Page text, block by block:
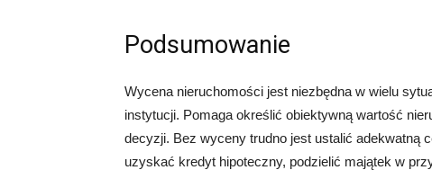
Podsumowanie
Wycena nieruchomości jest niezbędna w wielu
instytucji. Pomaga określić obiektywną wartość
decyzji. Bez wyceny trudno jest ustalić adekwatną
uzyskać kredyt hipoteczny, podzielić majątek w